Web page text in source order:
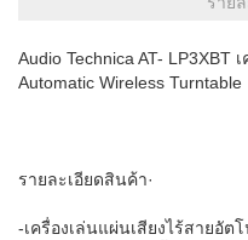
Audio Technica AT- LP3XBT
Automatic Wireless Turntable
รายละเอียดสินค้า·
-เครื่องเล่นแผ่นเสียงไร้สายอั